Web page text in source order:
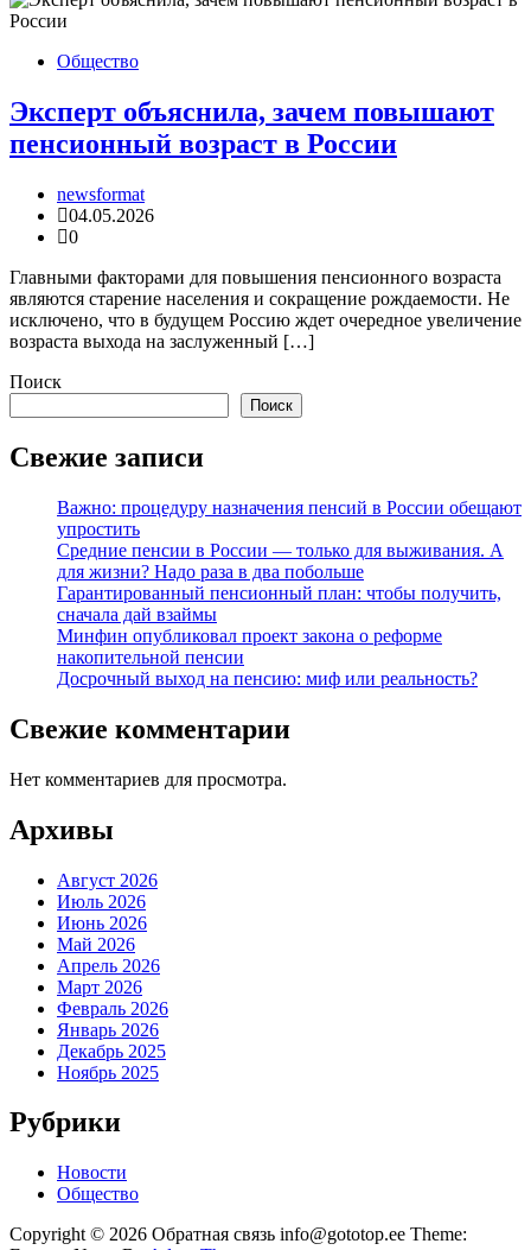
Общество
Эксперт объяснила, зачем повышают
пенсионный возраст в России
newsformat
04.05.2026
0
Главными факторами для повышения пенсионного возраста
являются старение населения и сокращение рождаемости. Не
исключено, что в будущем Россию ждет очередное увеличение
возраста выхода на заслуженный […]
Поиск
Поиск
Свежие записи
Важно: процедуру назначения пенсий в России обещают
упростить
Средние пенсии в России — только для выживания. А
для жизни? Надо раза в два побольше
Гарантированный пенсионный план: чтобы получить,
сначала дай взаймы
Минфин опубликовал проект закона о реформе
накопительной пенсии
Досрочный выход на пенсию: миф или реальность?
Свежие комментарии
Нет комментариев для просмотра.
Архивы
Август 2026
Июль 2026
Июнь 2026
Май 2026
Апрель 2026
Март 2026
Февраль 2026
Январь 2026
Декабрь 2025
Ноябрь 2025
Рубрики
Новости
Общество
Copyright © 2026 Обратная связь info@gototop.ee Theme: